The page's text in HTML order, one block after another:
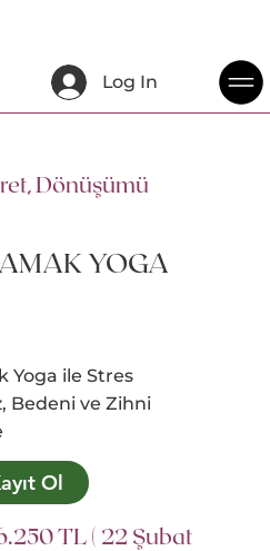
Log In
Dönüşümü
YOGA
Yoga ile Stres
Bedeni ve Zihni
Ol
TL ( 22 Şubat